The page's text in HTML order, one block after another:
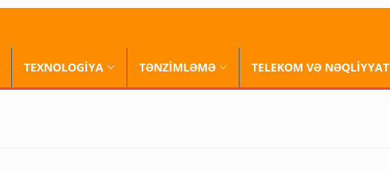
TEXNOLOGİYA TƏNZİMLƏMƏ TELEKOM VƏ NƏQLİYYAT